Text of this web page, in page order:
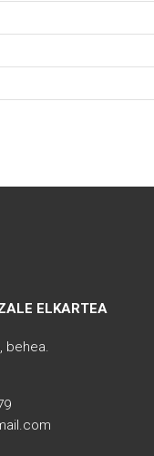
ELKARTEA
behea.